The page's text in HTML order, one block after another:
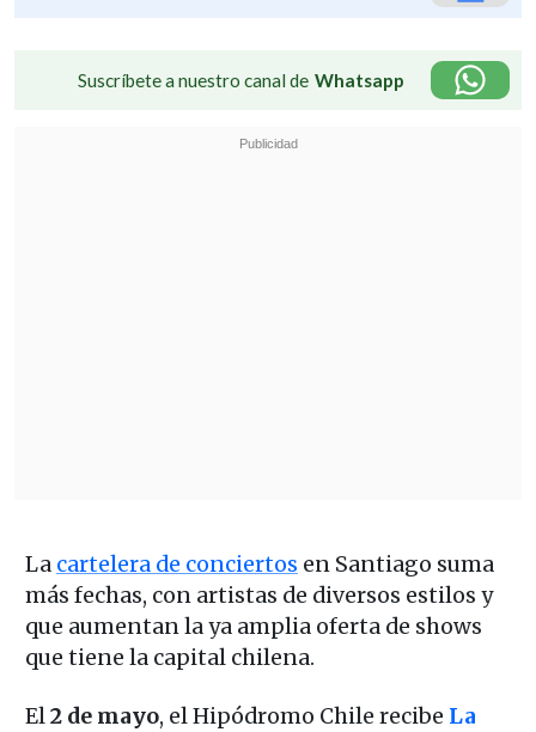
Suscríbete a nuestro canal de Whatsapp
La cartelera de conciertos en Santiago suma
más fechas, con artistas de diversos estilos y
que aumentan la ya amplia oferta de shows
que tiene la capital chilena.
El2 de mayo, el Hipódromo Chile recibe La